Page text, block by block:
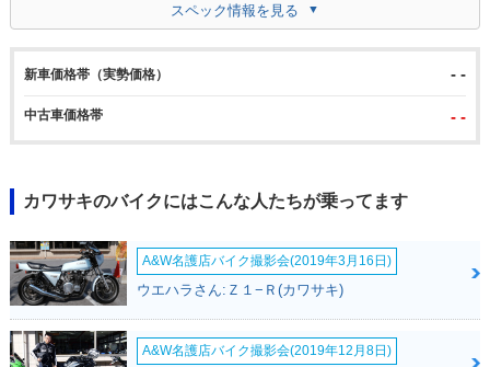
スペック情報を見る
新車価格帯（実勢価格） - -
中古車価格帯 - -
カワサキのバイクにはこんな人たちが乗ってます
A&W名護店バイク撮影会(2019年3月16日)
ウエハラさん:Ｚ１−Ｒ(カワサキ)
A&W名護店バイク撮影会(2019年12月8日)